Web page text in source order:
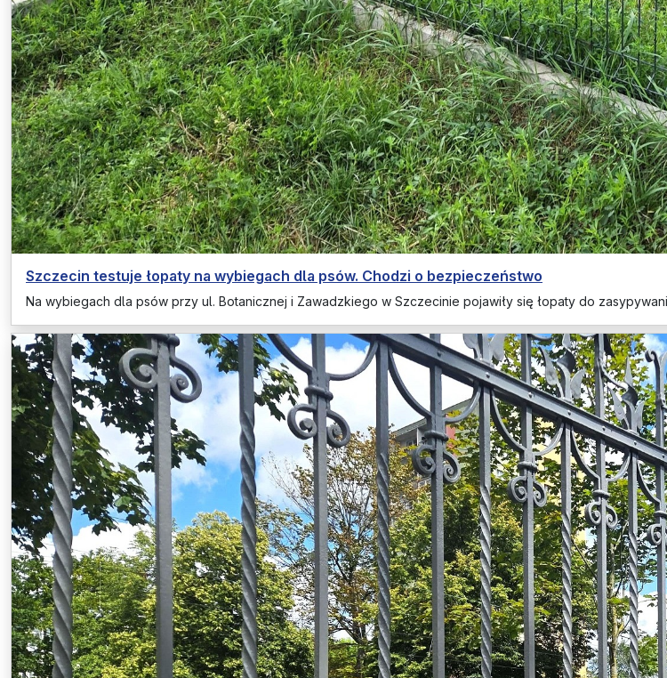
Szczecin testuje łopaty na wybiegach dla psów. Chodzi o bezpieczeństwo
Na wybiegach dla psów przy ul. Botanicznej i Zawadzkiego w Szczecinie pojawiły się łopaty do